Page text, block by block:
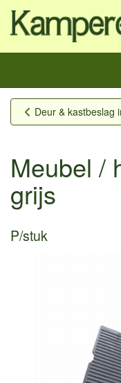
Deur & kastbeslag
Meubel /
grijs
P/stuk